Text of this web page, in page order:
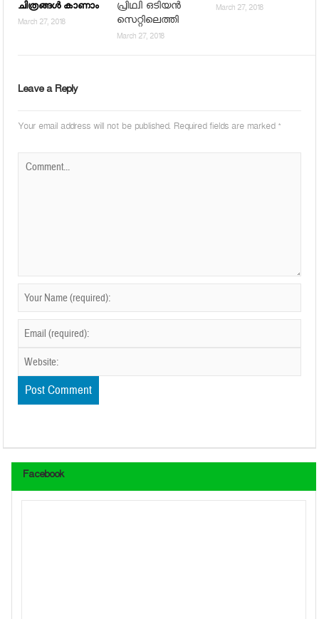
ചിത്രങ്ങള്‍ കാണാം
March 27, 2018
പ്രിഥ്വി ഒടിയൻ
സെറ്റിലെത്തി
March 27, 2018
March 27, 2018
Leave a Reply
Your email address will not be published. Required fields are marked *
Facebook